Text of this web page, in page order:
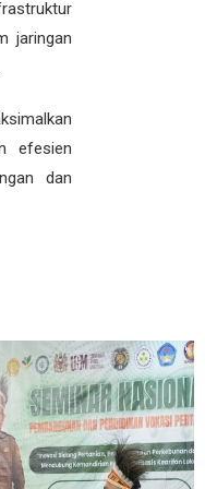
jaringan
efesien
dan